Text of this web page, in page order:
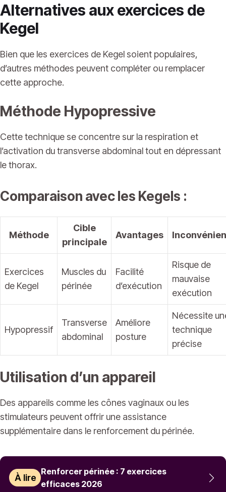
Alternatives aux exercices de
Kegel
Bien que les exercices de Kegel soient populaires,
d’autres méthodes peuvent compléter ou remplacer
cette approche.
Méthode Hypopressive
Cette technique se concentre sur la respiration et
l’activation du transverse abdominal tout en dépressant
le thorax.
Comparaison avec les Kegels :
Méthode
Cible
principale
Avantages
Exercices
de Kegel
Muscles du
périnée
Facilité
d’exécution
Risque de
mauvaise
exécution
Hypopressif
Transverse
abdominal
Améliore
posture
Nécessite
technique
précise
Utilisation d’un appareil
Des appareils comme les cônes vaginaux ou les
stimulateurs peuvent offrir une assistance
supplémentaire dans le renforcement du périnée.
À lire
Renforcer périnée : 7 exercices
efficaces 2026